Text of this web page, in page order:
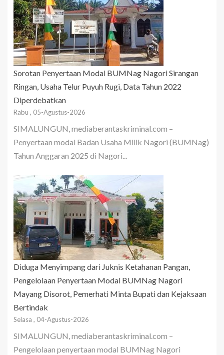
Sorotan Penyertaan Modal BUMNag Nagori Sirangan
Ringan, Usaha Telur Puyuh Rugi, Data Tahun 2022
Diperdebatkan
Rabu , 05-Agustus-2026
SIMALUNGUN, mediaberantaskriminal.com –
Penyertaan modal Badan Usaha Milik Nagori (BUMNag)
Tahun Anggaran 2025 di Nagori...
Diduga Menyimpang dari Juknis Ketahanan Pangan,
Pengelolaan Penyertaan Modal BUMNag Nagori
Mayang Disorot, Pemerhati Minta Bupati dan Kejaksaan
Bertindak
Selasa , 04-Agustus-2026
SIMALUNGUN, mediaberantaskriminal.com –
Pengelolaan penyertaan modal BUMNag Nagori